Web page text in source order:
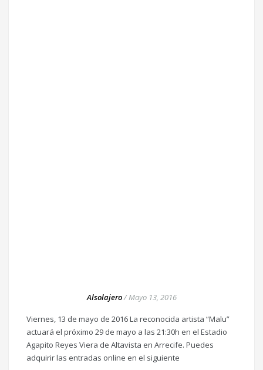
Alsolajero/Mayo 13, 2016
Viernes, 13 de mayo de 2016 La reconocida artista “Malu”
actuará el próximo 29 de mayo a las 21:30h en el Estadio
Agapito Reyes Viera de Altavista en Arrecife. Puedes
adquirir las entradas online en el siguiente